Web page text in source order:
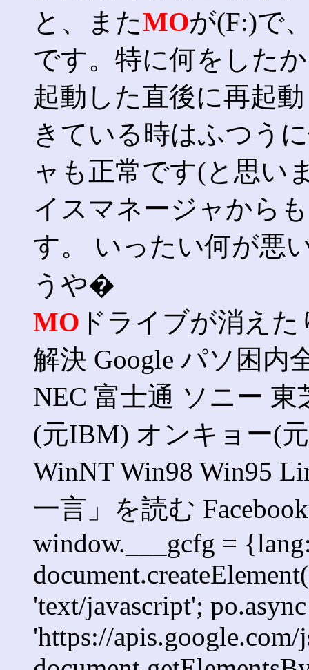
と、またMOが(F:)で
です。特に何をした
起動した直後に再起
きている時はふつう
ャも正常です(と思い
イスマネージャから
す。 いったい何が悪
うや�
MO ドライブが消え
解決 Google パソ困内
NEC 富士通 ソニー
(元IBM) オンキョー(
WinNT Win98 Win95
一言」を読む
window.___gcfg =
'text/javascript';
'https://